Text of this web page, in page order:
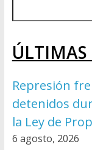
Represión
detenidos
la Ley de
6 agosto, 2026